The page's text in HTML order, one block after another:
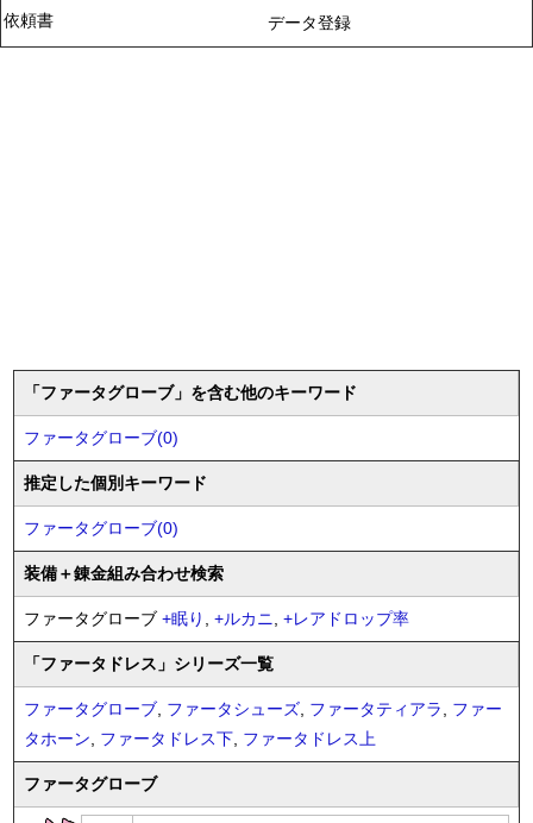
依頼書
データ登録
「ファータグローブ」を含む他のキーワード
ファータグローブ(0)
推定した個別キーワード
ファータグローブ(0)
装備＋錬金組み合わせ検索
ファータグローブ +眠り , +ルカニ, +レアドロップ率
「ファータドレス」シリーズ一覧
ファータグローブ, ファータシューズ, ファータティアラ, ファー
タホーン, ファータドレス下, ファータドレス上
ファータグローブ